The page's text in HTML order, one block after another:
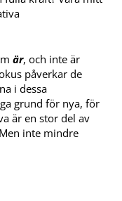
är, och inte är
påverkar de
i dessa
grund för nya, för
är en stor del av
inte mindre